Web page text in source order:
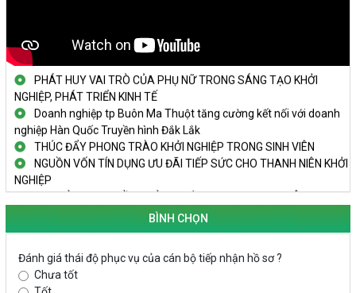
THANH NIÊN KHỞI NGHIỆP THÀNH CÔNG TỪ MÔ HÌNH KINH TẾ
TẬP THỂ
PHÁT HUY VAI TRÒ CỦA PHỤ NỮ TRONG SÁNG TẠO KHỞI
NGHIỆP, PHÁT TRIỂN KINH TẾ
Doanh nghiệp tp Buôn Ma Thuột tăng cường kết nối với doanh
nghiệp Hàn Quốc Truyền hình Đắk Lắk
THÚC ĐẨY PHONG TRÀO KHỞI NGHIỆP TRONG SINH VIÊN
NGUỒN VỐN TÍN DỤNG ƯU ĐÃI TIẾP SỨC CHO THANH NIÊN KHỞI
NGHIỆP
LAN TỎA TINH THẦN KHỞI NGHIỆP TRONG THANH NIÊN TẠI
HUYỆN KRÔNG PẮC
KHỞI NGHIỆP VỚI MÔ HÌNH NUÔI ỐC NHỒI
2020
KHAI MẠC TECHFEST 2024
BÌNH CHỌN
Đánh giá thái độ phục vụ của cán bộ tiếp nhận hồ sơ ?
Chưa tốt